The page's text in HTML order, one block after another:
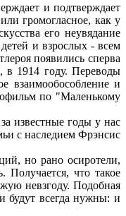
и подтверждает
громогласное, как у
его неувядание
и взрослых - всем
появились сперва
в 1914 году. Переводы
взаимообособление и
по "Маленькому
известные годы у нас
с наследием Фрэнсис
но рано осиротели,
что такое
невзгоду. Подобная
будут всегда нужны: и